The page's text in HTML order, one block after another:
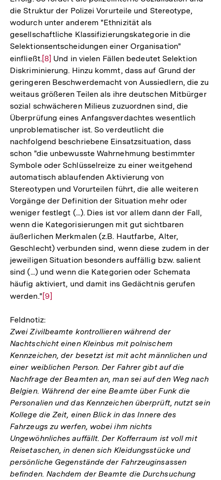
die Struktur der Polizei Vorurteile und Stereotype,
wodurch unter anderem "Ethnizität als
gesellschaftliche Klassifizierungskategorie in die
Selektionsentscheidungen einer Organisation"
einfließt.Zur
Auflösung
der
Fußnote
[8] Und in vielen Fällen bedeutet Selektion
Diskriminierung. Hinzu kommt, dass auf Grund der
geringeren Beschwerdemacht von Aussiedlern, die zu
weitaus größeren Teilen als ihre deutschen Mitbürger
sozial schwächeren Milieus zuzuordnen sind, die
Überprüfung eines Anfangsverdachtes wesentlich
unproblematischer ist. So verdeutlicht die
nachfolgend beschriebene Einsatzsituation, dass
schon "die unbewusste Wahrnehmung bestimmter
Symbole oder Schlüsselreize zu einer weitgehend
automatisch ablaufenden Aktivierung von
Stereotypen und Vorurteilen führt, die alle weiteren
Vorgänge der Definition der Situation mehr oder
weniger festlegt (...). Dies ist vor allem dann der Fall,
wenn die Kategorisierungen mit gut sichtbaren
äußerlichen Merkmalen (z.B. Hautfarbe, Alter,
Geschlecht) verbunden sind, wenn diese zudem in der
jeweiligen Situation besonders auffällig bzw. salient
sind (...) und wenn die Kategorien oder Schemata
häufig aktiviert, und damit ins Gedächtnis gerufen
werden."Zur
der
Fußnote
[9]
Feldnotiz:
Zwei Zivilbeamte kontrollieren während der
Nachtschicht einen Kleinbus mit polnischem
Kennzeichen, der besetzt ist mit acht männlichen und
einer weiblichen Person. Der Fahrer gibt auf die
Nachfrage der Beamten an, man sei auf den Weg nach
Belgien. Während der eine Beamte über Funk die
Personalien und das Kennzeichen überprüft, nutzt sein
Kollege die Zeit, einen Blick in das Innere des
Fahrzeugs zu werfen, wobei ihm nichts
Ungewöhnliches auffällt. Der Kofferraum ist voll mit
Reisetaschen, in denen sich Kleidungsstücke und
persönliche Gegenstände der Fahrzeuginsassen
befinden. Nachdem der Beamte die Durchsuchung